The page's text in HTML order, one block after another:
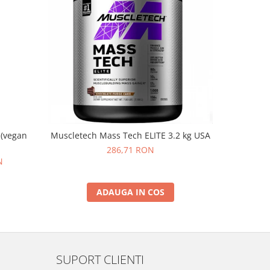
Muscletech Mass Tech ELITE 3.2 kg USA
286,71 RON
ADAUGA IN COS
SUPORT CLIENTI